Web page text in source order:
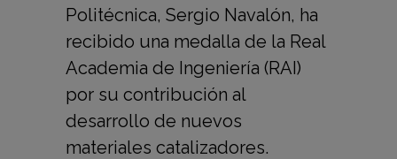
Politécnica, Sergio Navalón, ha
recibido una medalla de la Real
Academia de Ingeniería (RAI)
por su contribución al
desarrollo de nuevos
materiales catalizadores.